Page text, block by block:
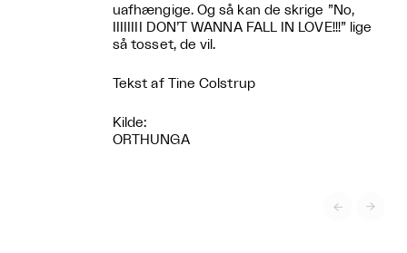
uafhængige. Og så kan de skrige ”No,
IIIIIIII DON’T WANNA FALL IN LOVE!!!” lige
så tosset, de vil.
Tekst af Tine Colstrup
Kilde:
ORTHUNGA
 